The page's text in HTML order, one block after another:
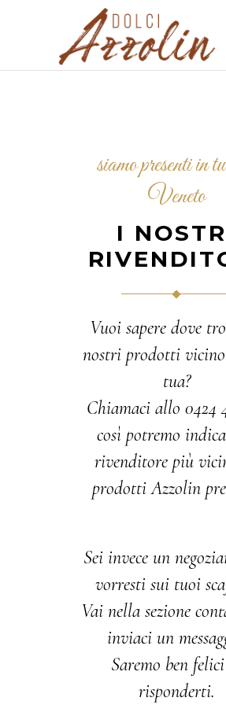
siamo presenti in
Veneto
I
Vuoi sapere dove
nostri prodotti vicino
tua?
Chiamaci allo 0424
così potremo
rivenditore più
prodotti Azzolin
Sei invece un
vorresti sui tuoi
Vai nella sezione
inviaci un
Saremo ben
risponderti.